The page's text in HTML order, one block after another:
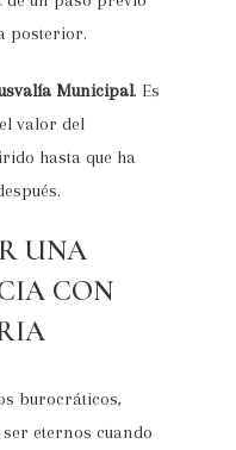
posterior.
Municipal. Es
valor del
hasta que ha
UNA
CON
burocráticos,
eternos cuando